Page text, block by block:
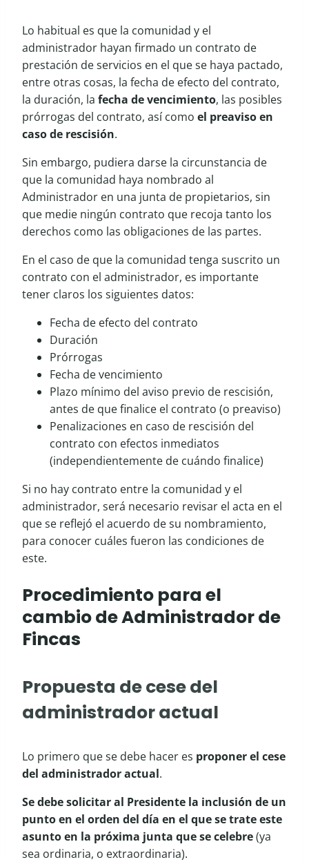
Lo habitual es que la comunidad y el
administrador hayan firmado un contrato de
prestación de servicios en el que se haya pactado,
entre otras cosas, la fecha de efecto del contrato,
la duración, la fecha de vencimiento, las posibles
prórrogas del contrato, así como el preaviso en
caso de rescisión.
Sin embargo, pudiera darse la circunstancia de
que la comunidad haya nombrado al
Administrador en una junta de propietarios, sin
que medie ningún contrato que recoja tanto los
derechos como las obligaciones de las partes.
En el caso de que la comunidad tenga suscrito un
contrato con el administrador, es importante
tener claros los siguientes datos:
Fecha de efecto del contrato
Duración
Prórrogas
Fecha de vencimiento
Plazo mínimo del aviso previo de rescisión,
antes de que finalice el contrato (o preaviso)
Penalizaciones en caso de rescisión del
contrato con efectos inmediatos
(independientemente de cuándo finalice)
Si no hay contrato entre la comunidad y el
administrador, será necesario revisar el acta en el
que se reflejó el acuerdo de su nombramiento,
para conocer cuáles fueron las condiciones de
este.
Procedimiento para el
cambio de Administrador de
Fincas
Propuesta de cese del
administrador actual
Lo primero que se debe hacer es proponer el cese
del administrador actual.
Se debe solicitar al Presidente la inclusión de un
punto en el orden del día en el que se trate este
asunto en la próxima junta que se celebre(ya
sea ordinaria, o extraordinaria).